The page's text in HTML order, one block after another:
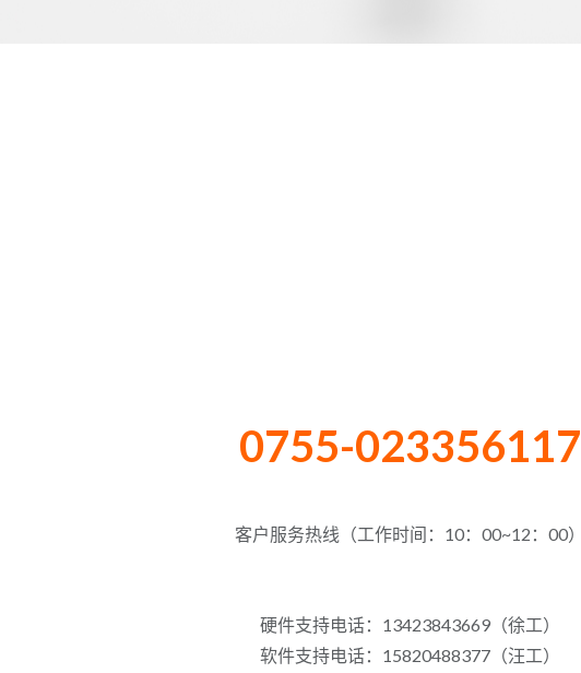
0755-023356117
客户服务热线（工作时间：10：00~12：00）
硬件支持电话：13423843669（徐工）
软件支持电话：15820488377（汪工）